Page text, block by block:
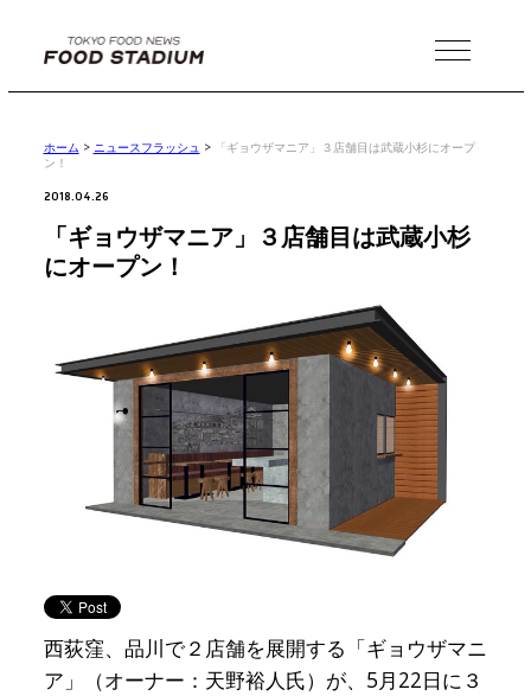
MENU
ホーム > ニュースフラッシュ >
「ギョウザマニア」３店舗目は武蔵小杉にオープ
ン！
2018.04.26
「ギョウザマニア」３店舗目は武蔵小杉
にオープン！
西荻窪、品川で２店舗を展開する「ギョウザマニ
ア」（オーナー：天野裕人氏）が、5月22日に３